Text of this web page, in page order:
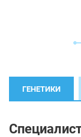
ГЕНЕТИКИ